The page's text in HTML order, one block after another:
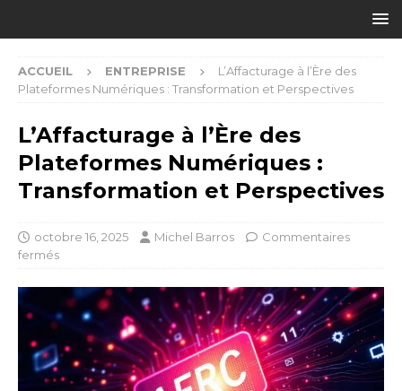
ACCUEIL ENTREPRISE
L’Affacturage à l’Ère des
Plateformes Numériques : Transformation et Perspectives
L’Affacturage à l’Ère des
Plateformes Numériques :
Transformation et Perspectives
octobre 16, 2025 Michel Barros
Commentaires
fermés